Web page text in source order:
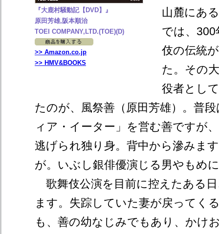
『大鹿村騒動記【DVD】』
原田芳雄,阪本順治
TOEI COMPANY,LTD.(TOE)(D)
>> Amazon.co.jp
>> HMV&BOOKS
山麓にあ
では、300
伎の伝統
た。その
役者とし
たのが、風祭善（原田芳雄）。普
ィア・イーター」を営む善ですが
逃げられ独り身。背中から滲みま
が。いぶし銀俳優演じる男やもめ
歌舞伎公演を目前に控えたある
ます。失踪していた妻が戻ってく
も、善の幼なじみでもあり、かけ